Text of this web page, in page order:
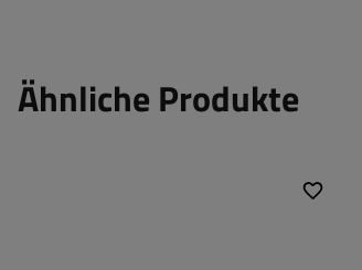
Ähnliche Produkte